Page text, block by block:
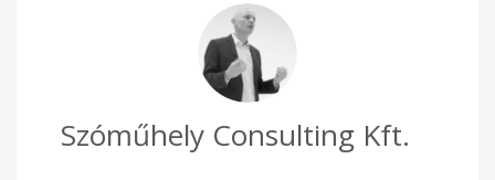
Szóműhely Consulting Kft.